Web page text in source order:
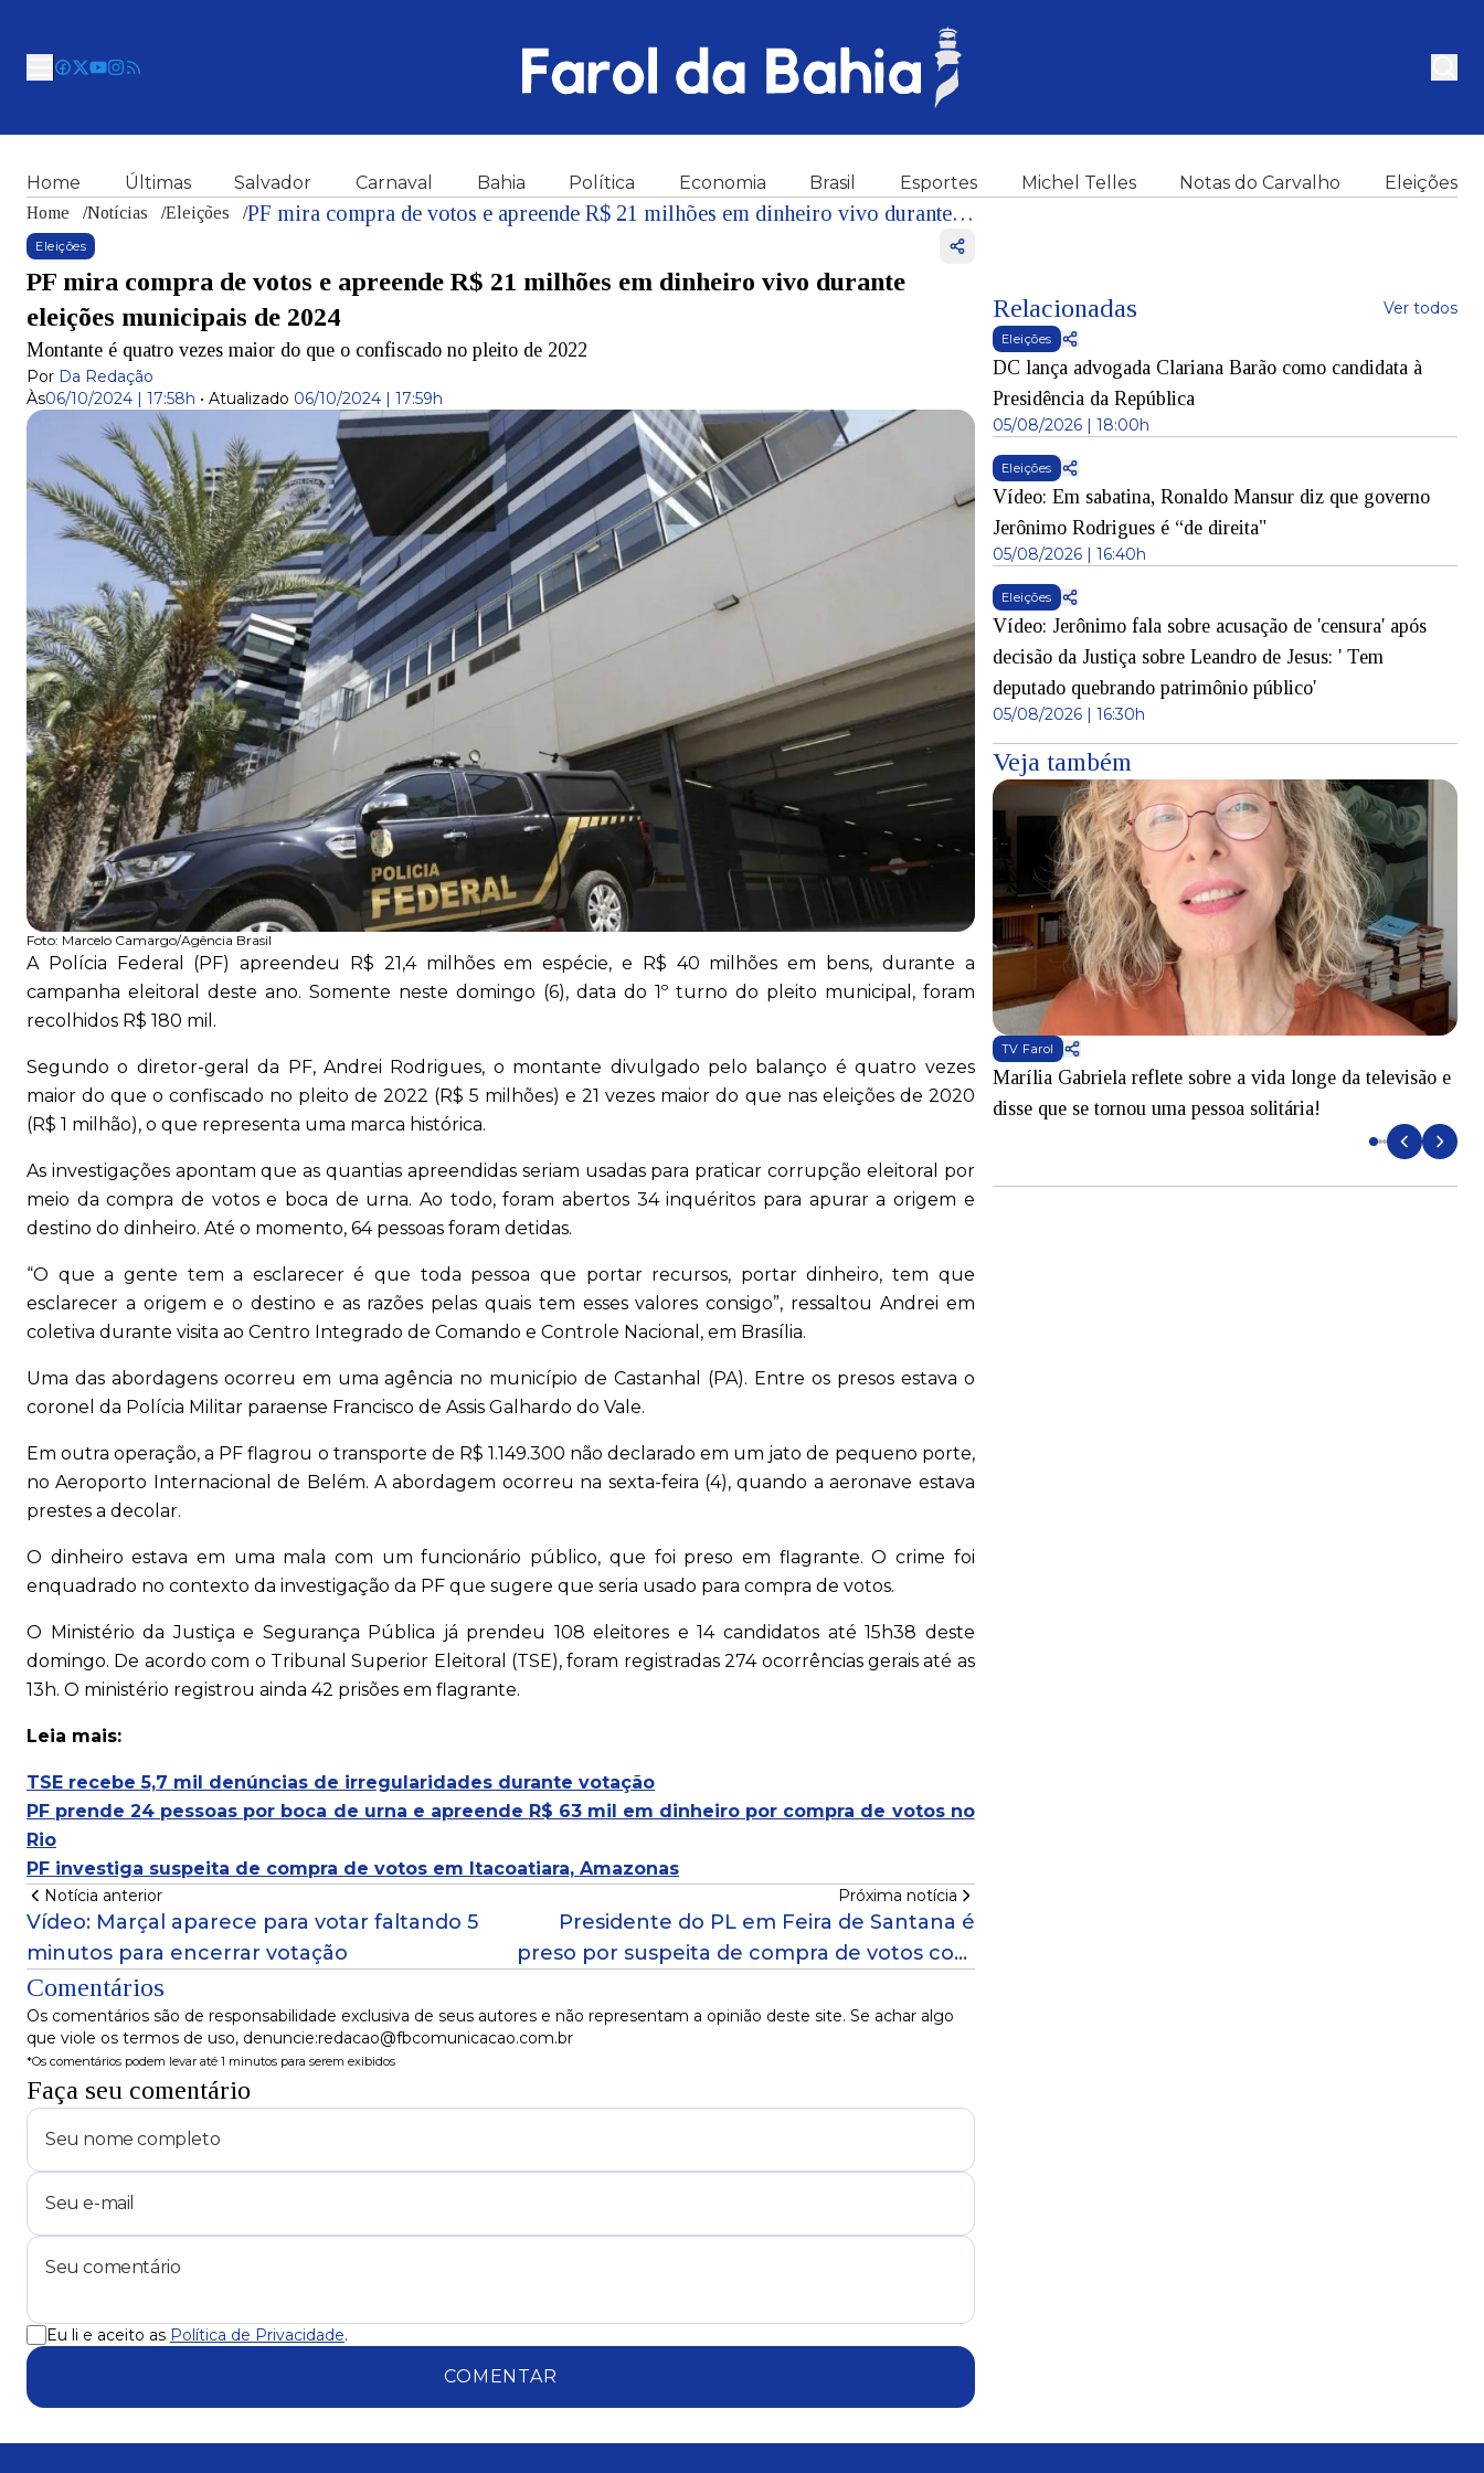
Home Últimas Salvador Carnaval Bahia Política Economia Brasil Esportes Michel Telles Notas do Carvalho Eleições
Home /Notícias /Eleições / PF mira compra de votos e apreende R$ 21 milhões em dinheiro vivo durante eleições municipais de 2024
Eleições
PF mira compra de votos e apreende R$ 21 milhões em dinheiro vivo durante
eleições municipais de 2024
Montante é quatro vezes maior do que o confiscado no pleito de 2022
Por Da Redação
Às06/10/2024 | 17:58h • Atualizado 06/10/2024 | 17:59h
Foto: Marcelo Camargo/Agência Brasil
A Polícia Federal (PF) apreendeu R$ 21,4 milhões em espécie, e R$ 40 milhões em bens, durante a
campanha eleitoral deste ano. Somente neste domingo (6), data do 1º turno do pleito municipal, foram
recolhidos R$ 180 mil.
Segundo o diretor-geral da PF, Andrei Rodrigues, o montante divulgado pelo balanço é quatro vezes
maior do que o confiscado no pleito de 2022 (R$ 5 milhões) e 21 vezes maior do que nas eleições de 2020
(R$ 1 milhão), o que representa uma marca histórica.
As investigações apontam que as quantias apreendidas seriam usadas para praticar corrupção eleitoral por
meio da compra de votos e boca de urna. Ao todo, foram abertos 34 inquéritos para apurar a origem e
destino do dinheiro. Até o momento, 64 pessoas foram detidas.
“O que a gente tem a esclarecer é que toda pessoa que portar recursos, portar dinheiro, tem que
esclarecer a origem e o destino e as razões pelas quais tem esses valores consigo”, ressaltou Andrei em
coletiva durante visita ao Centro Integrado de Comando e Controle Nacional, em Brasília.
Uma das abordagens ocorreu em uma agência no município de Castanhal (PA). Entre os presos estava o
coronel da Polícia Militar paraense Francisco de Assis Galhardo do Vale.
Em outra operação, a PF flagrou o transporte de R$ 1.149.300 não declarado em um jato de pequeno porte,
no Aeroporto Internacional de Belém. A abordagem ocorreu na sexta-feira (4), quando a aeronave estava
prestes a decolar.
O dinheiro estava em uma mala com um funcionário público, que foi preso em flagrante. O crime foi
enquadrado no contexto da investigação da PF que sugere que seria usado para compra de votos.
O Ministério da Justiça e Segurança Pública já prendeu 108 eleitores e 14 candidatos até 15h38 deste
domingo. De acordo com o Tribunal Superior Eleitoral (TSE), foram registradas 274 ocorrências gerais até as
13h. O ministério registrou ainda 42 prisões em flagrante.
Leia mais:
TSE recebe 5,7 mil denúncias de irregularidades durante votação
PF prende 24 pessoas por boca de urna e apreende R$ 63 mil em dinheiro por compra de votos no
Rio
PF investiga suspeita de compra de votos em Itacoatiara, Amazonas
Notícia anterior
Vídeo: Marçal aparece para votar faltando 5
minutos para encerrar votação
Próxima notícia
Presidente do PL em Feira de Santana é
preso por suspeita de compra de votos com
Comentários
Os comentários são de responsabilidade exclusiva de seus autores e não representam a opinião deste site. Se achar algo
que viole os termos de uso, denuncie:redacao@fbcomunicacao.com.br
*Os comentários podem levar até 1 minutos para serem exibidos
Faça seu comentário
Eu li e aceito as Política de Privacidade.
COMENTAR
Relacionadas Ver todos
Eleições
DC lança advogada Clariana Barão como candidata à
Presidência da República
05/08/2026 | 18:00h
Eleições
Vídeo: Em sabatina, Ronaldo Mansur diz que governo
Jerônimo Rodrigues é “de direita"
05/08/2026 | 16:40h
Eleições
Vídeo: Jerônimo fala sobre acusação de 'censura' após
decisão da Justiça sobre Leandro de Jesus: ' Tem
deputado quebrando patrimônio público'
05/08/2026 | 16:30h
Veja também
TV Farol
Marília Gabriela reflete sobre a vida longe da televisão e
disse que se tornou uma pessoa solitária!